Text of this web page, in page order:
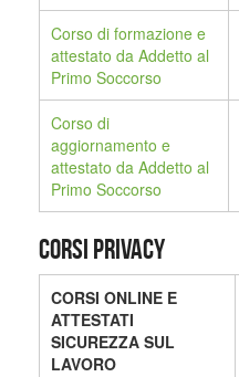
Corso di formazione e
attestato da Addetto al
Primo Soccorso
Corso di
aggiornamento e
attestato da Addetto al
Primo Soccorso
CORSI PRIVACY
CORSI ONLINE E
ATTESTATI
SICUREZZA SUL
LAVORO